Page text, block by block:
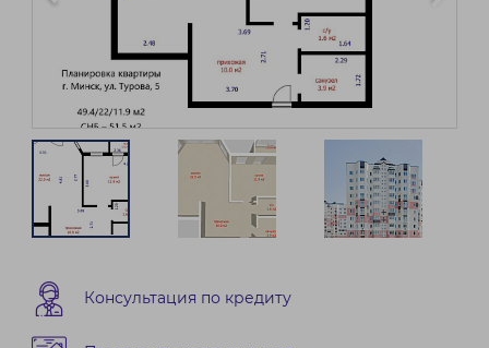
Консультация по кредиту